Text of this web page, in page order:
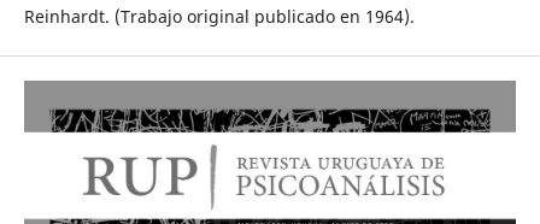
Reinhardt. (Trabajo original publicado en 1964).